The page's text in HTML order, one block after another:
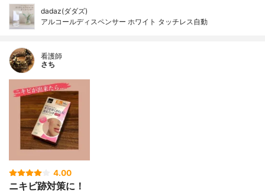
dadaz(ダダズ)
アルコールディスペンサー ホワイト タッチレス自動
看護師
さち
4.00
ニキビ跡対策に！